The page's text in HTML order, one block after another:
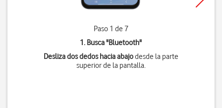
Paso 1 de 7
1. Busca "Bluetooth"
Desliza dos dedos hacia abajodesde la parte
superior de la pantalla.